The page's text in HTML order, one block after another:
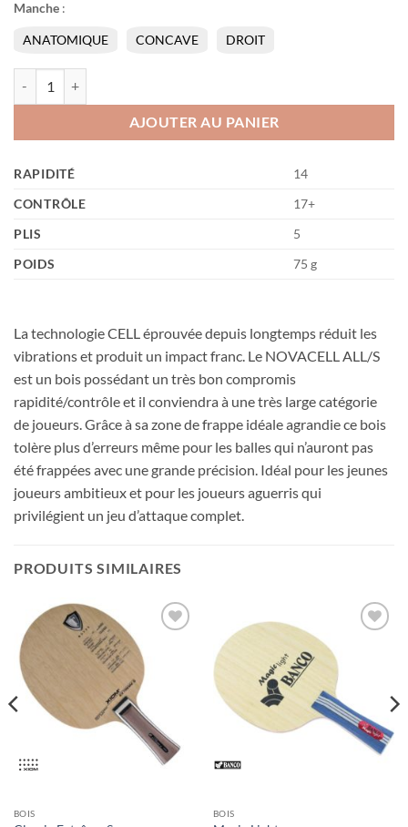
Manche :
ANATOMIQUE CONCAVE DROIT
AJOUTER AU PANIER
RAPIDITÉ
14
CONTRÔLE
17+
PLIS
5
POIDS
75 g
La technologie CELL éprouvée depuis longtemps réduit les
vibrations et produit un impact franc. Le NOVACELL ALL/S
est un bois possédant un très bon compromis
rapidité/contrôle et il conviendra à une très large catégorie
de joueurs. Grâce à sa zone de frappe idéale agrandie ce bois
tolère plus d’erreurs même pour les balles qui n’auront pas
été frappées avec une grande précision. Idéal pour les jeunes
joueurs ambitieux et pour les joueurs aguerris qui
privilégient un jeu d’attaque complet.
PRODUITS SIMILAIRES
BOIS BOIS